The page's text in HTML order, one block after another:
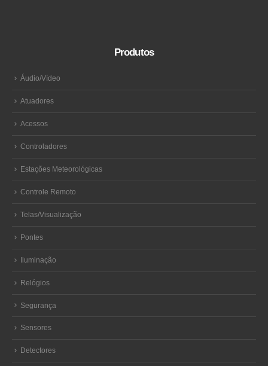
Produtos
Áudio/Vídeo
Atuadores
Acessos
Controladores
Estações Meteorológicas
Controle Remoto
Telas/Visualização
Pontes
Iluminação
Relógios
Segurança
Sensores
Detectores